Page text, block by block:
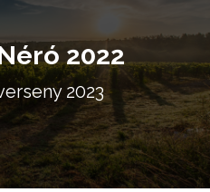
2022
2023